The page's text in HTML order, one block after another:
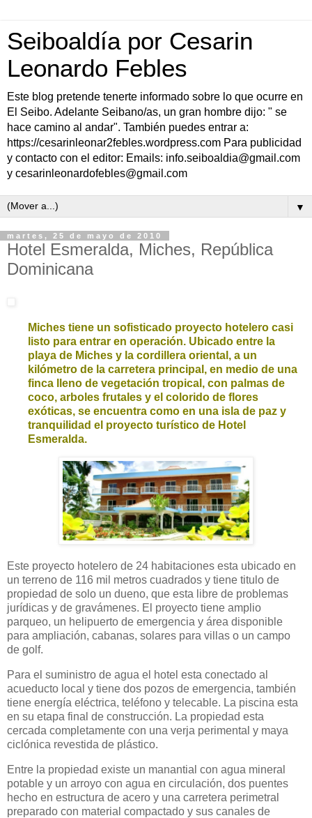
Seiboaldía por Cesarin
Leonardo Febles
Este blog pretende tenerte informado sobre lo que ocurre en
El Seibo. Adelante Seibano/as, un gran hombre dijo: " se
hace camino al andar". También puedes entrar a:
https://cesarinleonar2febles.wordpress.com Para publicidad
y contacto con el editor: Emails: info.seiboaldia@gmail.com
y cesarinleonardofebles@gmail.com
▼
martes, 25 de mayo de 2010
Hotel Esmeralda, Miches, República
Dominicana
Miches tiene un sofisticado proyecto hotelero casi
listo para entrar en operación. Ubicado entre la
playa de Miches y la cordillera oriental, a un
kilómetro de la carretera principal, en medio de una
finca lleno de vegetación tropical, con palmas de
coco, arboles frutales y el colorido de flores
exóticas, se encuentra como en una isla de paz y
tranquilidad el proyecto turístico de Hotel
Esmeralda.
Este proyecto hotelero de 24 habitaciones esta ubicado en
un terreno de 116 mil metros cuadrados y tiene titulo de
propiedad de solo un dueno, que esta libre de problemas
jurídicas y de gravámenes. El proyecto tiene amplio
parqueo, un helipuerto de emergencia y área disponible
para ampliación, cabanas, solares para villas o un campo
de golf.
Para el suministro de agua el hotel esta conectado al
acueducto local y tiene dos pozos de emergencia, también
tiene energía eléctrica, teléfono y telecable. La piscina esta
en su etapa final de construcción. La propiedad esta
cercada completamente con una verja perimental y maya
ciclónica revestida de plástico.
Entre la propiedad existe un manantial con agua mineral
potable y un arroyo con agua en circulación, dos puentes
hecho en estructura de acero y una carretera perimetral
preparado con material compactado y sus canales de